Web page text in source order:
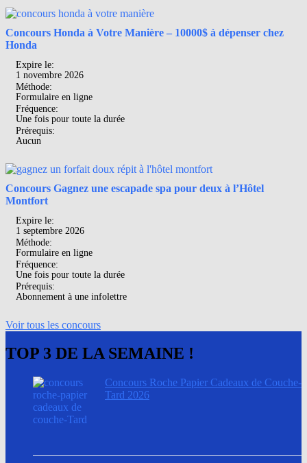
Concours Honda à Votre Manière – 10000$ à dépenser chez
Honda
Expire le:
1 novembre 2026
Méthode:
Formulaire en ligne
Fréquence:
Une fois pour toute la durée
Prérequis:
Aucun
Concours Gagnez une escapade spa pour deux à l’Hôtel
Montfort
Expire le:
1 septembre 2026
Méthode:
Formulaire en ligne
Fréquence:
Une fois pour toute la durée
Prérequis:
Abonnement à une infolettre
Voir tous les concours
TOP 3 DE LA SEMAINE !
Concours Roche Papier Cadeaux de Couche-
Tard 2026